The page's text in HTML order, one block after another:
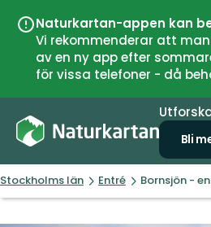
Naturkartan-appen kan
Vi rekommenderar att
av en ny app efter
för vissa telefoner - då
Bli
Stockholms län Entré Bornsjön -